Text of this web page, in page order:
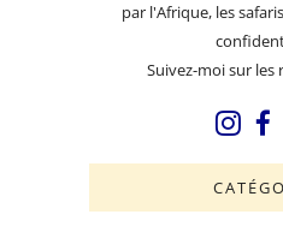
par l'Afrique, les
Suivez-moi sur les